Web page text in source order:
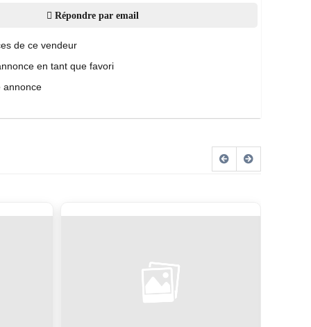
Répondre par email
de ce vendeur
en tant que favori
annonce